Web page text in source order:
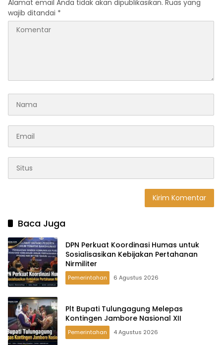
Alamat email Anda tidak akan dipublikasikan. Ruas yang
wajib ditandai *
Baca Juga
DPN Perkuat Koordinasi Humas untuk
Sosialisasikan Kebijakan Pertahanan
Nirmiliter
Pemerintahan 6 Agustus 2026
Plt Bupati Tulungagung Melepas
Kontingen Jambore Nasional XII
Pemerintahan 4 Agustus 2026